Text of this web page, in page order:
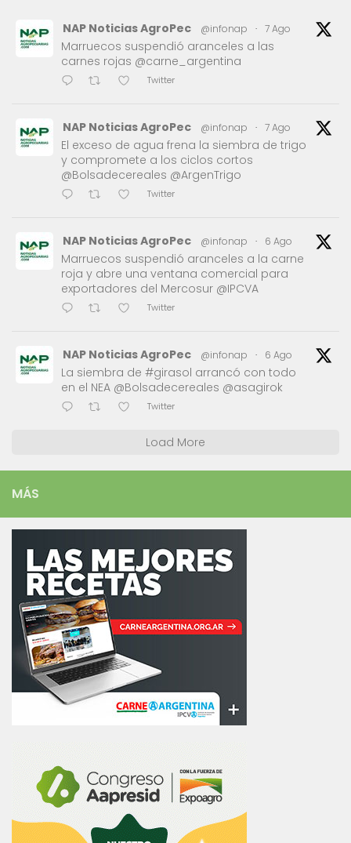
NAP Noticias AgroPec @infonap · 7 Ago
Marruecos suspendió aranceles a las
carnes rojas @carne_argentina
Twitter
NAP Noticias AgroPec @infonap · 7 Ago
El exceso de agua frena la siembra de trigo
y compromete a los ciclos cortos
@Bolsadecereales @ArgenTrigo
Twitter
NAP Noticias AgroPec @infonap · 6 Ago
Marruecos suspendió aranceles a la carne
roja y abre una ventana comercial para
exportadores del Mercosur @IPCVA
Twitter
NAP Noticias AgroPec @infonap · 6 Ago
La siembra de #girasol arrancó con todo
en el NEA @Bolsadecereales @asagirok
Twitter
Load More
MÁS